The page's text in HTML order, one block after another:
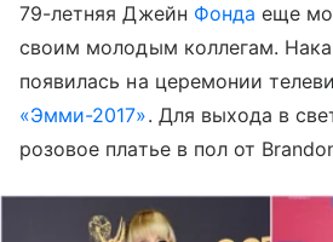
79-летняя Джейн Фонда еще
своим молодым коллегам.
появилась на церемонии
«Эмми-2017». Для выхода в
розовое платье в пол от